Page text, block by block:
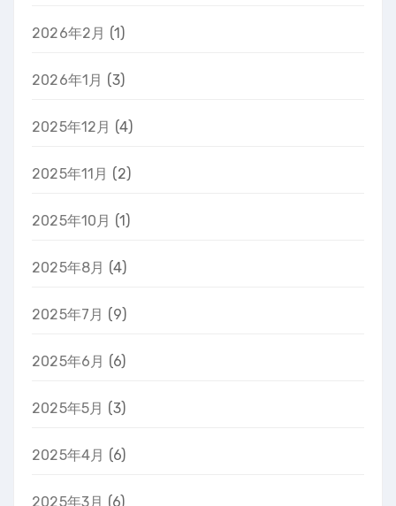
2026年2月 (1)
2026年1月 (3)
2025年12月 (4)
2025年11月 (2)
2025年10月 (1)
2025年8月 (4)
2025年7月 (9)
2025年6月 (6)
2025年5月 (3)
2025年4月 (6)
2025年3月 (6)